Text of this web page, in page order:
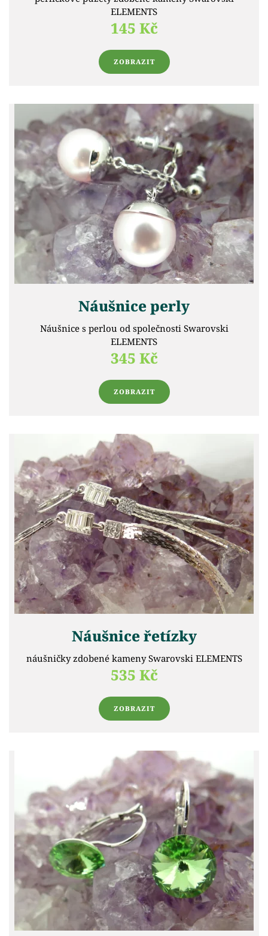
ELEMENTS
145 Kč
ZOBRAZIT
Náušnice perly
Náušnice s perlou od společnosti Swarovski
ELEMENTS
345 Kč
ZOBRAZIT
Náušnice řetízky
náušničky zdobené kameny Swarovski ELEMENTS
535 Kč
ZOBRAZIT